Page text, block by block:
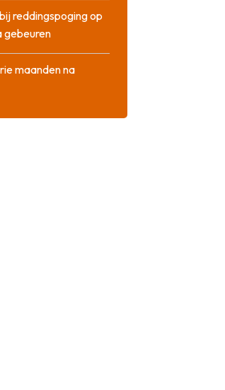
reddingspoging op
gebeuren
maanden na